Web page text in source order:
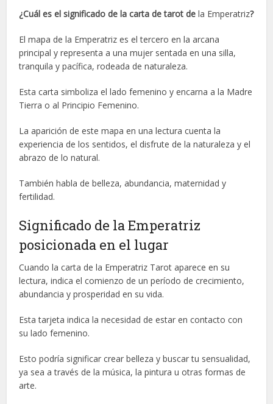
¿Cuál es el significado de la carta de tarot de la Emperatriz?
El mapa de la Emperatriz es el tercero en la arcana
principal y representa a una mujer sentada en una silla,
tranquila y pacífica, rodeada de naturaleza.
Esta carta simboliza el lado femenino y encarna a la Madre
Tierra o al Principio Femenino.
La aparición de este mapa en una lectura cuenta la
experiencia de los sentidos, el disfrute de la naturaleza y el
abrazo de lo natural.
También habla de belleza, abundancia, maternidad y
fertilidad.
Significado de la Emperatriz
posicionada en el lugar
Cuando la carta de la Emperatriz Tarot aparece en su
lectura, indica el comienzo de un período de crecimiento,
abundancia y prosperidad en su vida.
Esta tarjeta indica la necesidad de estar en contacto con
su lado femenino.
Esto podría significar crear belleza y buscar tu sensualidad,
ya sea a través de la música, la pintura u otras formas de
arte.